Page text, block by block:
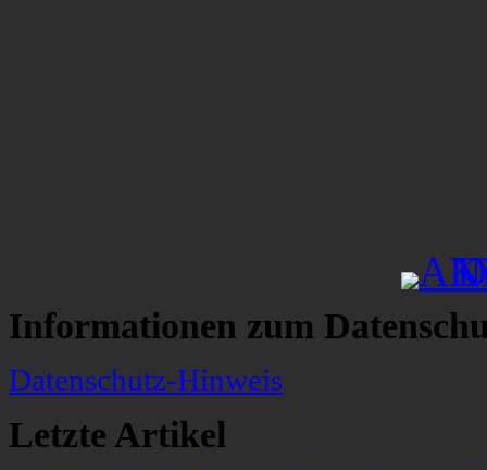
Informationen zum
Datenschutz-Hinweis
Letzte Artikel